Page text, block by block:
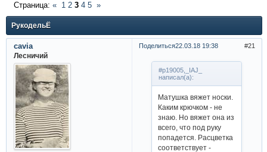
РукодельЁ
Страница: « 1 2 3 4 5 »
Поделиться 21
22.03.18 19:38
cavia
Лесничий
#p19005,_IAJ_
написал(а):
Матушка вяжет носки.
Каким крючком - не
знаю. Но вяжет она из
всего, что под руку
попадется. Расцветка
соответствует -